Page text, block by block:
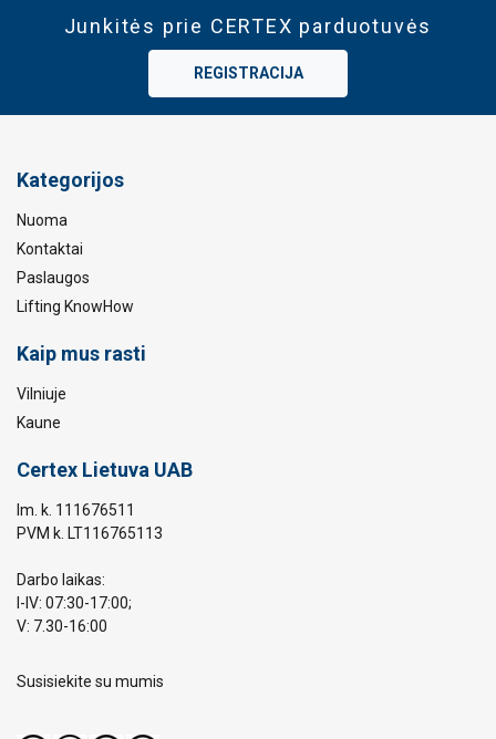
Junkitės prie CERTEX parduotuvės
REGISTRACIJA
Kategorijos
Nuoma
Kontaktai
Paslaugos
Lifting KnowHow
Kaip mus rasti
Vilniuje
Kaune
Certex Lietuva UAB
Im. k. 111676511
PVM k. LT116765113
Darbo laikas:
I-IV: 07:30-17:00;
V: 7.30-16:00
Susisiekite su mumis